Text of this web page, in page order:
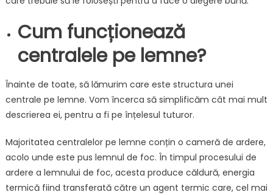
Cum funcționează
centralele pe lemne?
Înainte de toate, să lămurim care este structura unei
centrale pe lemne. Vom încerca să simplificăm cât mai mult
descrierea ei, pentru a fi pe înțelesul tuturor.
Majoritatea centralelor pe lemne conțin o cameră de ardere,
acolo unde este pus lemnul de foc. În timpul procesului de
ardere a lemnului de foc, acesta produce căldură, energia
termică fiind transferată către un agent termic care, cel mai